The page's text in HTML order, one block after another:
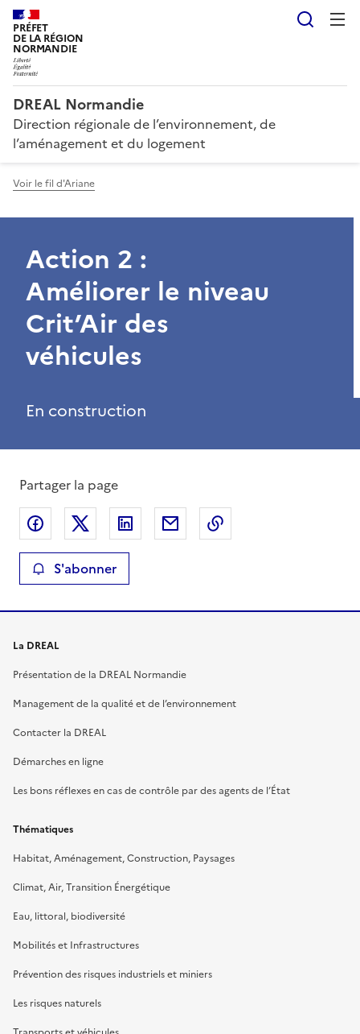
PRÉFET
DE LA RÉGION
NORMANDIE
DREAL Normandie
Direction régionale de l’environnement, de
l’aménagement et du logement
Voir le fil d'Ariane
Action 2 :
Améliorer le niveau
Crit’Air des
véhicules
En construction
Partager la page
Partager sur Facebook
Partager sur XPartager sur LinkedIn
Partager par email
S'abonner
La DREAL
Présentation de la DREAL Normandie
Management de la qualité et de l’environnement
Contacter la DREAL
Démarches en ligne
Les bons réflexes en cas de contrôle par des agents de l’État
Thématiques
Habitat, Aménagement, Construction, Paysages
Climat, Air, Transition Énergétique
Eau, littoral, biodiversité
Mobilités et Infrastructures
Prévention des risques industriels et miniers
Les risques naturels